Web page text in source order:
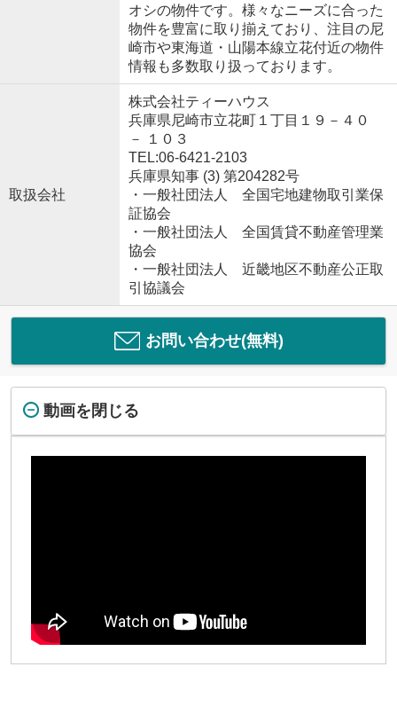
オシの物件です。様々なニーズに合った
物件を豊富に取り揃えており、注目の尼
崎市や東海道・山陽本線立花付近の物件
情報も多数取り扱っております。
取扱会社
株式会社ティーハウス
兵庫県尼崎市立花町１丁目１９－４０
－ １０３
TEL:06-6421-2103
兵庫県知事 (3) 第204282号
・一般社団法人 全国宅地建物取引業保
証協会
・一般社団法人 全国賃貸不動産管理業
協会
・一般社団法人 近畿地区不動産公正取
引協議会
お問い合わせ(無料)
動画を閉じる